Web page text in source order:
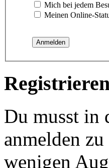
Mich bei jedem
Meinen Online-
Du musst in
anmelden
wenigen